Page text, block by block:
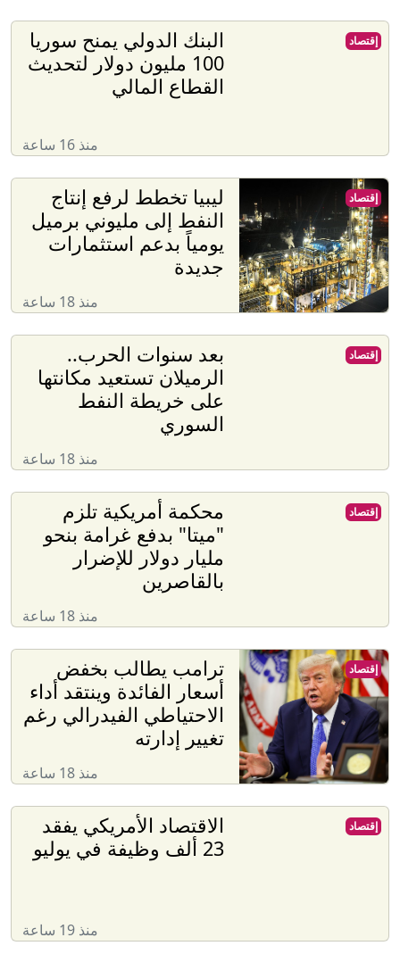
البنك الدولي يمنح سوريا
100 مليون دولار لتحديث
القطاع المالي
منذ 16 ساعة
إقتصاد
ليبيا تخطط لرفع إنتاج
النفط إلى مليوني برميل
يومياً بدعم استثمارات
جديدة
منذ 18 ساعة
إقتصاد
بعد سنوات الحرب..
الرميلان تستعيد مكانتها
على خريطة النفط
السوري
منذ 18 ساعة
إقتصاد
محكمة أمريكية تلزم
"ميتا" بدفع غرامة بنحو
مليار دولار للإضرار
بالقاصرين
منذ 18 ساعة
إقتصاد
ترامب يطالب بخفض
أسعار الفائدة وينتقد أداء
الاحتياطي الفيدرالي رغم
تغيير إدارته
منذ 18 ساعة
إقتصاد
الاقتصاد الأمريكي يفقد
23 ألف وظيفة في يوليو
منذ 19 ساعة
إقتصاد